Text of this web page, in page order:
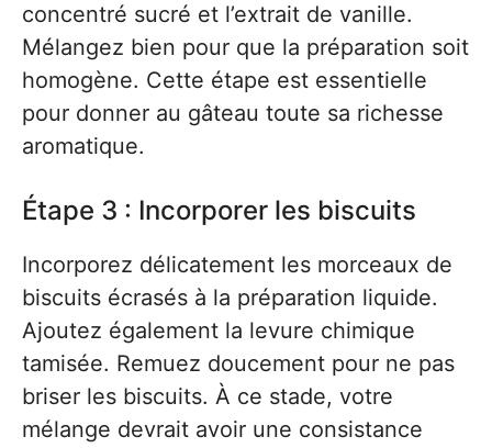
concentré sucré et l’extrait de vanille.
Mélangez bien pour que la préparation soit
homogène. Cette étape est essentielle
pour donner au gâteau toute sa richesse
aromatique.
Étape 3 : Incorporer les biscuits
Incorporez délicatement les morceaux de
biscuits écrasés à la préparation liquide.
Ajoutez également la levure chimique
tamisée. Remuez doucement pour ne pas
briser les biscuits. À ce stade, votre
mélange devrait avoir une consistance